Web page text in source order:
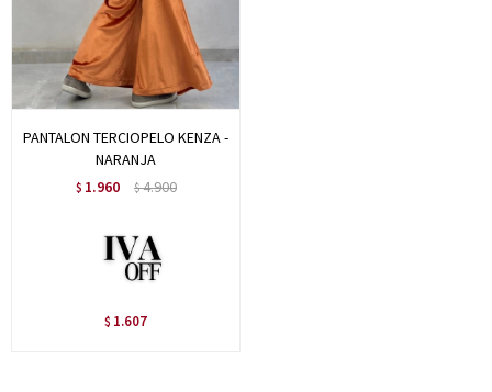
PANTALON TERCIOPELO KENZA -
NARANJA
$ 1.960 $4.900
$ 1.607